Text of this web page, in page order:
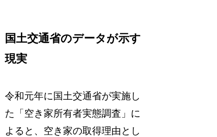
国土交通省のデータが示す
現実
令和元年に国土交通省が実施し
た「空き家所有者実態調査」に
よると、空き家の取得理由とし